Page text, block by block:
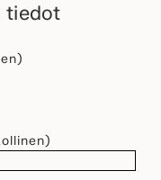
tiedot